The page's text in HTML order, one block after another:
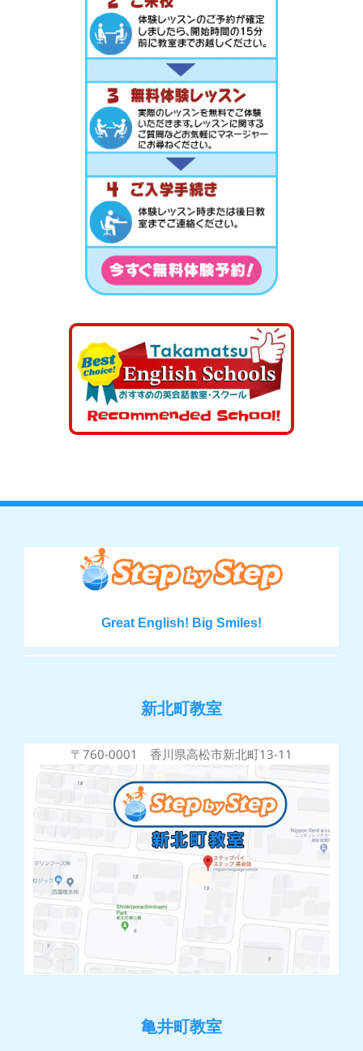
Great English! Big Smiles!
新北町教室
〒760-0001 香川県高松市新北町13-11
亀井町教室